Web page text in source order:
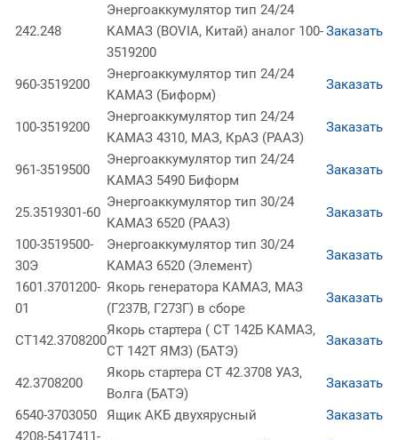
242.248
Энергоаккумулятор тип 24/24
КАМАЗ (BOVIA, Китай) аналог 100-
3519200
Заказать
960-3519200
Энергоаккумулятор тип 24/24
КАМАЗ (Биформ)
Заказать
100-3519200
Энергоаккумулятор тип 24/24
КАМАЗ 4310, МАЗ, КрАЗ (РААЗ)
Заказать
961-3519500
Энергоаккумулятор тип 24/24
КАМАЗ 5490 Биформ
Заказать
25.3519301-60
Энергоаккумулятор тип 30/24
КАМАЗ 6520 (РААЗ)
Заказать
100-3519500-
30Э
Энергоаккумулятор тип 30/24
КАМАЗ 6520 (Элемент)
Заказать
1601.3701200-
01
Якорь генератора КАМАЗ, МАЗ
(Г237В, Г273Г) в сборе
Заказать
СТ142.3708200
Якорь стартера ( СТ 142Б КАМАЗ,
СТ 142Т ЯМЗ) (БАТЭ)
Заказать
42.3708200
Якорь стартера СТ 42.3708 УАЗ,
Волга (БАТЭ)
Заказать
6540-3703050
Ящик АКБ двухярусный
Заказать
4208-5417411-